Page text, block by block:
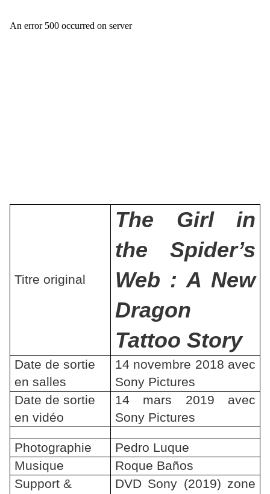
Titre original
The Girl in
the Spider’s
Web : A New
Dragon
Tattoo Story
Date de sortie
en salles
14 novembre 2018 avec
Sony Pictures
Date de sortie
en vidéo
14 mars 2019 avec
Sony Pictures
Photographie
Pedro Luque
Musique
Roque Baños
Support &
DVD Sony (2019) zone